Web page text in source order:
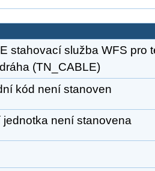
stahovací služba WFS pro
(TN_CABLE)
kód není stanoven
jednotka není stanovena